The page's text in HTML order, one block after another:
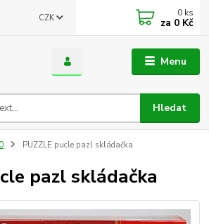
Menu
CZK
Hledat
0 ks
za 0 Kč
PUZZLE pucle pazl skládačka
pazl skládačka